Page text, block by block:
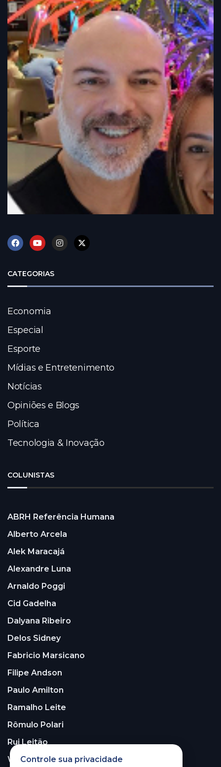
CATEGORIAS
Economia
Especial
Esporte
Mídias e Entretenimento
Notícias
Opiniões e Blogs
Política
Tecnologia & Inovação
COLUNISTAS
ABRH Referência Humana
Alberto Arcela
Alek Maracajá
Alexandre Luna
Arnaldo Poggi
Cid Gadelha
Dalyana Ribeiro
Delos Sidney
Fabricio Marsicano
Filipe Andson
Paulo Amilton
Ramalho Leite
Rômulo Polari
Rui Leitão
Walter Santos
Controle sua privacidade